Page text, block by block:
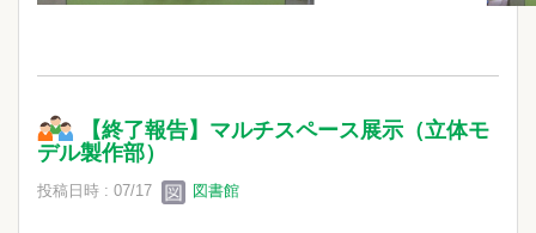
【終了報告】マルチスペース展示（立体モ
デル製作部）
投稿日時 : 07/17 図書館